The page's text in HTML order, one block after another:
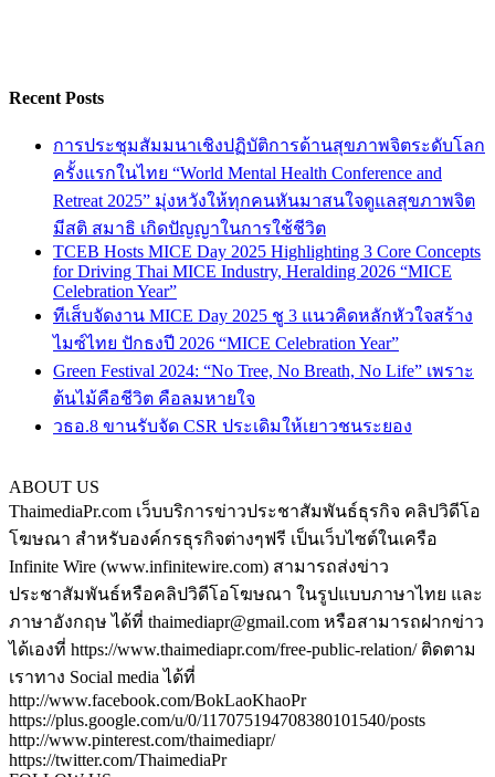
Recent Posts
การประชุมสัมมนาเชิงปฏิบัติการด้านสุขภาพจิตระดับโลก
ครั้งแรกในไทย “World Mental Health Conference and
Retreat 2025” มุ่งหวังให้ทุกคนหันมาสนใจดูแลสุขภาพจิต
มีสติ สมาธิ เกิดปัญญาในการใช้ชีวิต
TCEB Hosts MICE Day 2025 Highlighting 3 Core Concepts
for Driving Thai MICE Industry, Heralding 2026 “MICE
Celebration Year”
ทีเส็บจัดงาน MICE Day 2025 ชู 3 แนวคิดหลักหัวใจสร้าง
ไมซ์ไทย ปักธงปี 2026 “MICE Celebration Year”
Green Festival 2024: “No Tree, No Breath, No Life” เพราะ
ต้นไม้คือชีวิต คือลมหายใจ
วธอ.8 ขานรับจัด CSR ประเดิมให้เยาวชนระยอง
ABOUT US
ThaimediaPr.com เว็บบริการข่าวประชาสัมพันธ์ธุรกิจ คลิปวิดีโอ
โฆษณา สำหรับองค์กรธุรกิจต่างๆฟรี เป็นเว็บไซต์ในเครือ
Infinite Wire (www.infinitewire.com) สามารถส่งข่าว
ประชาสัมพันธ์หรือคลิปวิดีโอโฆษณา ในรูปแบบภาษาไทย และ
ภาษาอังกฤษ ได้ที่ thaimediapr@gmail.com หรือสามารถฝากข่าว
ได้เองที่ https://www.thaimediapr.com/free-public-relation/ ติดตาม
เราทาง Social media ได้ที่
http://www.facebook.com/BokLaoKhaoPr
https://plus.google.com/u/0/117075194708380101540/posts
http://www.pinterest.com/thaimediapr/
https://twitter.com/ThaimediaPr